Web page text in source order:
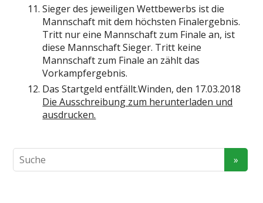
Sieger des jeweiligen Wettbewerbs ist die
Mannschaft mit dem höchsten Finalergebnis.
Tritt nur eine Mannschaft zum Finale an, ist
diese Mannschaft Sieger. Tritt keine
Mannschaft zum Finale an zählt das
Vorkampfergebnis.
Das Startgeld entfällt.Winden, den 17.03.2018
Die Ausschreibung zum herunterladen und
ausdrucken.